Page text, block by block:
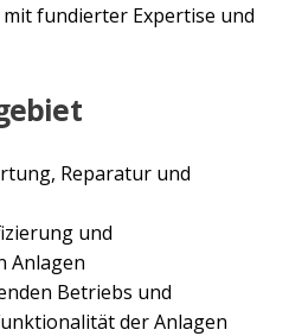
fundierter Expertise und
Reparatur und
und
Anlagen
Betriebs und
der Anlagen